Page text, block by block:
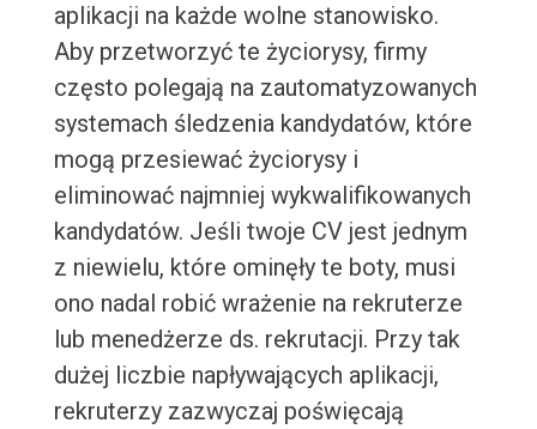
aplikacji na każde wolne stanowisko.
Aby przetworzyć te życiorysy, firmy
często polegają na zautomatyzowanych
systemach śledzenia kandydatów, które
mogą przesiewać życiorysy i
eliminować najmniej wykwalifikowanych
kandydatów. Jeśli twoje CV jest jednym
z niewielu, które ominęły te boty, musi
ono nadal robić wrażenie na rekruterze
lub menedżerze ds. rekrutacji. Przy tak
dużej liczbie napływających aplikacji,
rekruterzy zazwyczaj poświęcają